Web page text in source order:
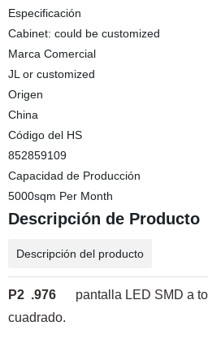
Especificación
Cabinet: could be customized
Marca Comercial
JL or customized
Origen
China
Código del HS
852859109
Capacidad de Producción
5000sqm Per Month
Descripción de Producto
Descripción del producto
P2 .976 pantalla LED SMD a
cuadrado.